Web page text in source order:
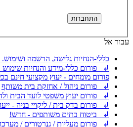
עבור אל
כללי-הנחיות גלישה, הרשמה
↲ פורום כללי-מידע והנחיות שימוש
פורום מומחים - יעוץ מקצועי חינם
↲ פורום ניהול / אחזקת בית משותף
↲ פורום יעוץ משפטי לועד הבית
↲ פורום בדק בית / ליקויי בניה -
↲ ביטוח בתים משותפים - חדש!
↲ פורום מעליות / גנרטורים /